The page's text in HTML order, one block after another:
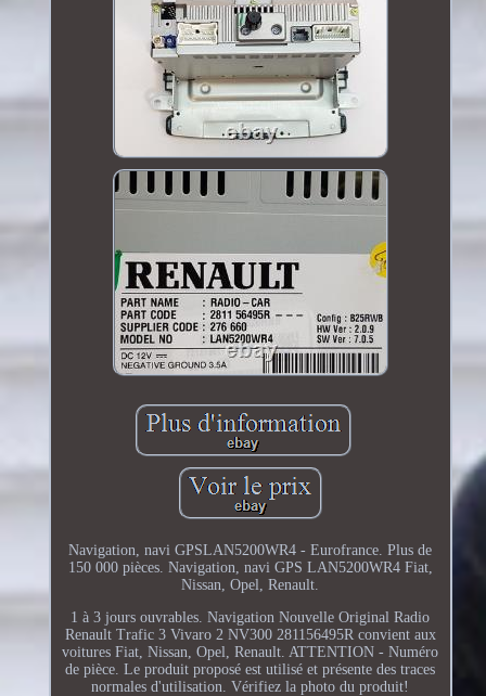
Navigation, navi GPSLAN5200WR4 - Eurofrance. Plus de
150 000 pièces. Navigation, navi GPS LAN5200WR4 Fiat,
Nissan, Opel, Renault.
1 à 3 jours ouvrables. Navigation Nouvelle Original Radio
Renault Trafic 3 Vivaro 2 NV300 281156495R convient aux
voitures Fiat, Nissan, Opel, Renault. ATTENTION - Numéro
de pièce. Le produit proposé est utilisé et présente des traces
normales d'utilisation. Vérifiez la photo du produit!